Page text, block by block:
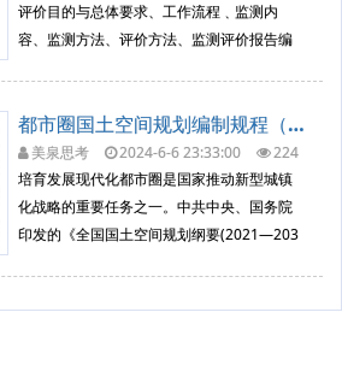
评价目的与总体要求、工作流程﹑监测内
容、监测方法、评价方法、监测评价报告编
与评价工作。
都市圈国土空间规划编制规程（TDT 1091-2023）
美泉思考 2024-6-6 23:33:00
224
0
调查评价与规划
培育发展现代化都市圈是国家推动新型城镇
化战略的重要任务之一。中共中央、国务院
印发的《全国国土空间规划纲要(2021—203
开发保护利用做出专门安排,是国土空间专项